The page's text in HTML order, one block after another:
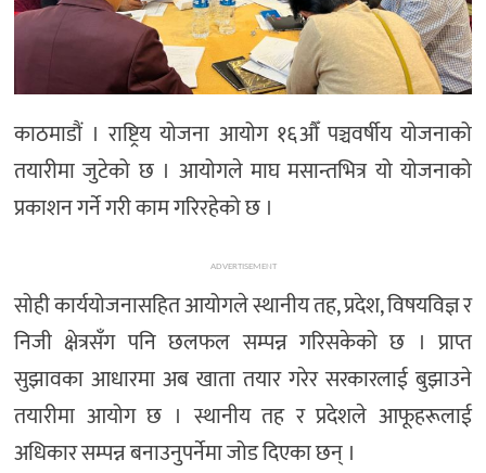
राशिफल
काठमाडौं । राष्ट्रिय योजना आयोग १६औँ पञ्चवर्षीय योजनाको
तयारीमा जुटेको छ । आयोगले माघ मसान्तभित्र यो योजनाको
प्रकाशन गर्ने गरी काम गरिरहेको छ ।
ADVERTISEMENT
सोही कार्ययोजनासहित आयोगले स्थानीय तह, प्रदेश, विषयविज्ञ र
निजी क्षेत्रसँग पनि छलफल सम्पन्न गरिसकेको छ । प्राप्त
सुझावका आधारमा अब खाता तयार गरेर सरकारलाई बुझाउने
तयारीमा आयोग छ । स्थानीय तह र प्रदेशले आफूहरूलाई
अधिकार सम्पन्न बनाउनुपर्नेमा जोड दिएका छन् ।